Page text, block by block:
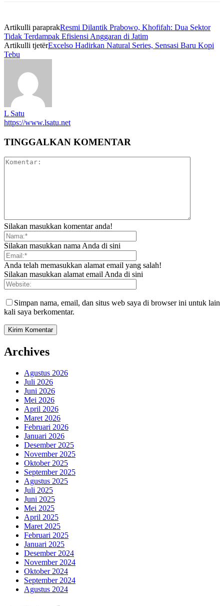
Artikulli paraprakResmi Dilantik Prabowo, Khofifah: Dua Sektor
Tidak Terdampak Efisiensi Anggaran di Jatim
Artikulli tjetërExcelso Hadirkan Natural Series, Sensasi Baru Kopi
Tebu
L Satu
https://www.lsatu.net
TINGGALKAN KOMENTAR
Silakan masukkan komentar anda!
Silakan masukkan nama Anda di sini
Anda telah memasukkan alamat email yang salah!
Silakan masukkan alamat email Anda di sini
Simpan nama, email, dan situs web saya di browser ini untuk lain
kali saya berkomentar.
Archives
Agustus 2026
Juli 2026
Juni 2026
Mei 2026
April 2026
Maret 2026
Februari 2026
Januari 2026
Desember 2025
November 2025
Oktober 2025
September 2025
Agustus 2025
Juli 2025
Juni 2025
Mei 2025
April 2025
Maret 2025
Februari 2025
Januari 2025
Desember 2024
November 2024
Oktober 2024
September 2024
Agustus 2024